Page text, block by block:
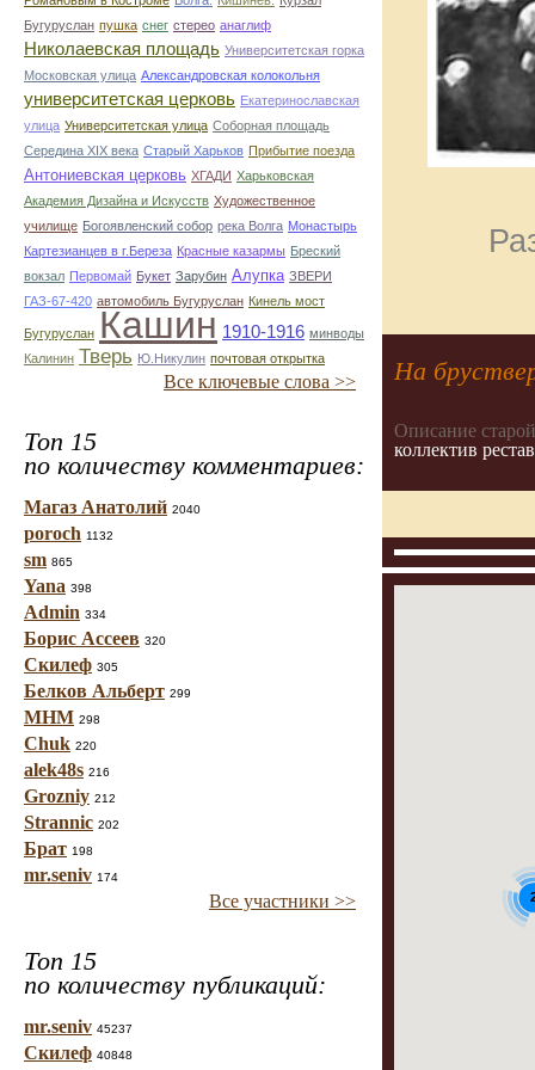
Бугуруслан пушка снег стерео анаглиф
Николаевская площадь Университетская горка
Московская улица Александровская колокольня
университетская церковь Екатеринославская
улица Университетская улица Соборная площадь
Середина XIX века Старый Харьков Прибытие поезда
Антониевская церковь ХГАДИ Харьковская
Академия Дизайна и Искусств Художественное
училище Богоявленский собор река Волга Монастырь
Картезианцев в г.Береза Красные казармы Бреский
вокзал Первомай Букет Зарубин Алупка ЗВЕРИ
ГАЗ-67-420 автомобиль Бугуруслан Кинель мост
Бугуруслан Кашин 1910-1916 минводы
Калинин Тверь Ю.Никулин почтовая открытка
Все ключевые слова >>
Топ 15
по количеству комментариев:
Магаз Анатолий 2040
poroch 1132
sm 865
Yana 398
Admin 334
Борис Ассеев 320
Скилеф 305
Белков Альберт 299
МНМ 298
Chuk 220
alek48s 216
Grozniy 212
Strannic 202
Брат 198
mr.seniv 174
Все участники >>
Топ 15
по количеству публикаций:
mr.seniv 45237
Скилеф 40848
На
Описание
коллектив